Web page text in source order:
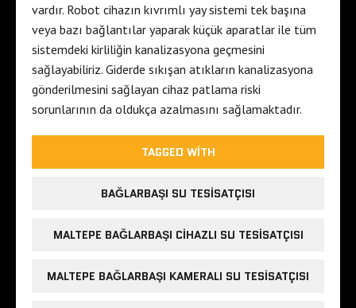
vardır. Robot cihazın kıvrımlı yay sistemi tek başına
veya bazı bağlantılar yaparak küçük aparatlar ile tüm
sistemdeki kirliliğin kanalizasyona geçmesini
sağlayabiliriz. Giderde sıkışan atıkların kanalizasyona
gönderilmesini sağlayan cihaz patlama riski
sorunlarının da oldukça azalmasını sağlamaktadır.
TAGGED WITH
BAĞLARBAŞI SU TESISATÇISI
MALTEPE BAĞLARBAŞI CIHAZLI SU TESISATÇISI
MALTEPE BAĞLARBAŞI KAMERALI SU TESISATÇISI